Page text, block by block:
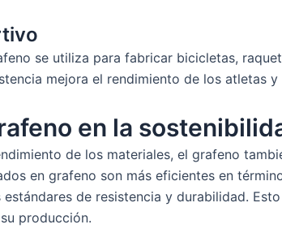
se utiliza para fabricar bicicletas,
mejora el rendimiento de los atletas
en la
de los materiales, el grafeno
en grafeno son más eficientes en
de resistencia y durabilidad.
producción.